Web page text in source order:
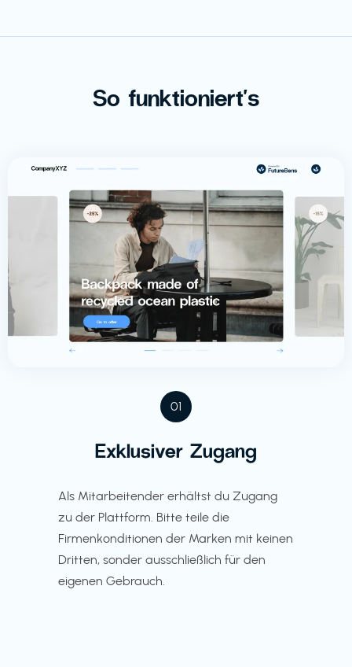
So funktioniert's
01
Exklusiver Zugang
Als Mitarbeitender erhältst du Zugang
zu der Plattform. Bitte teile die
Firmenkonditionen der Marken mit keinen
Dritten, sonder ausschließlich für den
eigenen Gebrauch.